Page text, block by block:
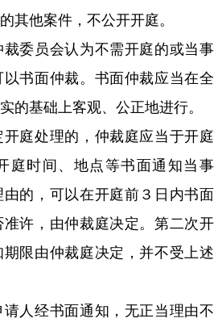
其他案件，不公开开庭。
委员会认为不需开庭的或当事
书面仲裁。书面仲裁应当在全
的基础上客观、公正地进行。
处理的，仲裁庭应当于开庭
庭时间、地点等书面通知当事
的，可以在开庭前３日内书面
许，由仲裁庭决定。第二次开
限由仲裁庭决定，并不受上述
经书面通知，无正当理由不